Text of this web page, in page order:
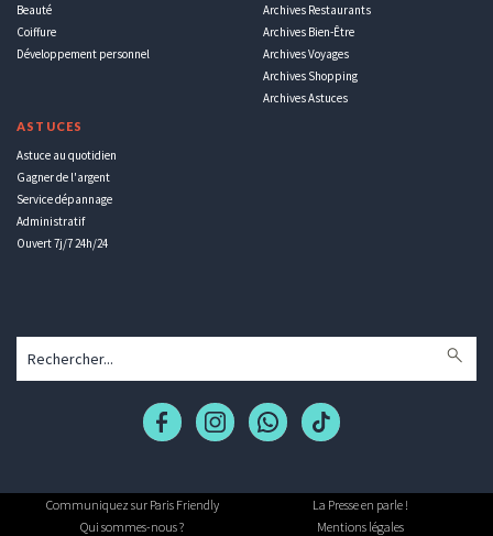
Beauté
Coiffure
Développement personnel
ASTUCES
Astuce au quotidien
Gagner de l'argent
Service dépannage
Administratif
Ouvert 7j/7 24h/24
Archives Restaurants
Archives Bien-Être
Archives Voyages
Archives Shopping
Archives Astuces
Communiquez sur Paris Friendly
La Presse en parle !
Qui sommes-nous ?
Mentions légales